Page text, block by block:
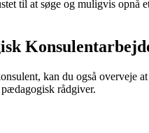
til at søge og muligvis
kan du også overveje
rådgiver.